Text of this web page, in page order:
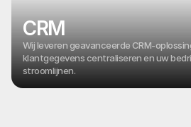
CRM
Wij leveren geavanceerde CRM-
klantgegevens centraliseren en uw
stroomlijnen.